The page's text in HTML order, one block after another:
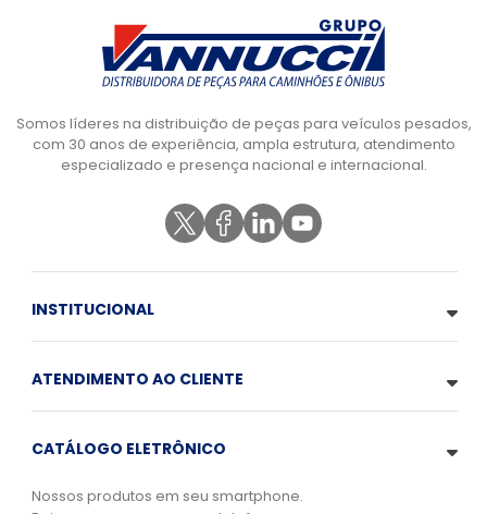
Somos líderes na distribuição de peças para veículos pesados,
com 30 anos de experiência, ampla estrutura, atendimento
especializado e presença nacional e internacional.
INSTITUCIONAL
ATENDIMENTO AO CLIENTE
CATÁLOGO ELETRÔNICO
Nossos produtos em seu smartphone.